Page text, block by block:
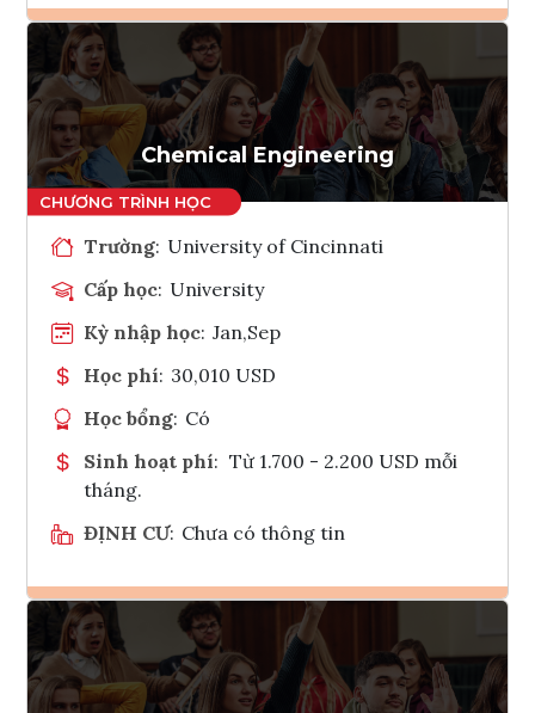
Ghi danh
Tham vấn Interlink
Chemical Engineering
Trường: University of Cincinnati
Cấp học: University
Kỳ nhập học: Jan,Sep
Học phí: 30,010 USD
Học bổng: Có
Sinh hoạt phí: Từ 1.700 - 2.200 USD mỗi
tháng.
ĐỊNH CƯ: Chưa có thông tin
Ghi danh
Tham vấn Interlink